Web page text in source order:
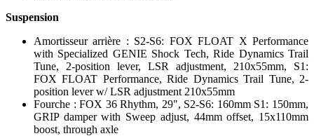
Suspension
Amortisseur arrière : S2-S6: FOX FLOAT X Performance
with Specialized GENIE Shock Tech, Ride Dynamics Trail
Tune, 2-position lever, LSR adjustment, 210x55mm, S1:
FOX FLOAT Performance, Ride Dynamics Trail Tune, 2-
position lever w/ LSR adjustment 210x55mm
Fourche : FOX 36 Rhythm, 29", S2-S6: 160mm S1: 150mm,
GRIP damper with Sweep adjust, 44mm offset, 15x110mm
boost, through axle